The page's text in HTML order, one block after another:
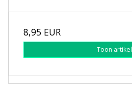
8,95 EUR
Toon artikel